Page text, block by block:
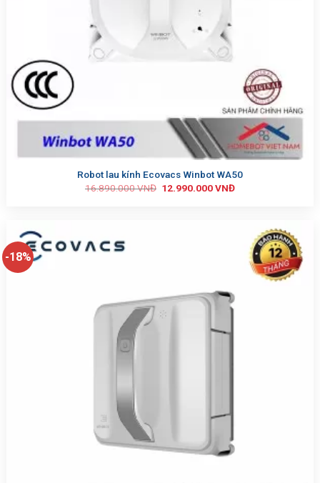
Robot lau kính Ecovacs Winbot WA50
16.890.000VNĐ 12.990.000VNĐ
-18%